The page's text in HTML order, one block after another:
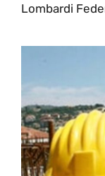
Lombardi